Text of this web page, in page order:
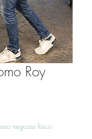
Roy
negozio fisico